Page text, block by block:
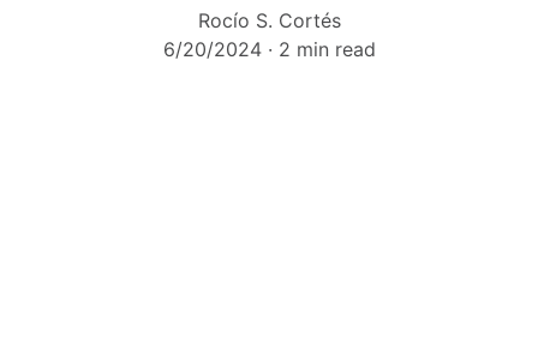
Rocío S. Cortés
6/20/2024
2 min read